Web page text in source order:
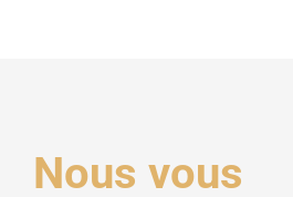
Nous vous